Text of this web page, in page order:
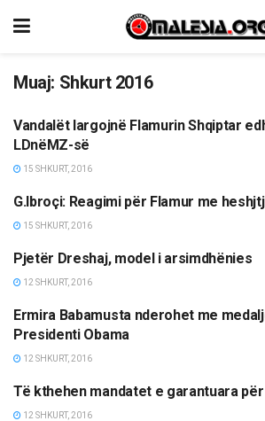
Muaj: Shkurt 2016
LAJME
Vandalët largojnë Flamurin Shqiptar
LDnëMZ-së
15 SHKURT, 2016
OPINIONE/EDITORIALE
G.Ibroçi: Reagimi për Flamur me
15 SHKURT, 2016
OPINIONE/EDITORIALE
Pjetër Dreshaj, model i arsimdhënies
12 SHKURT, 2016
OPINIONE/EDITORIALE
Ermira Babamusta nderohet me
Presidenti Obama
12 SHKURT, 2016
LAJME
Të kthehen mandatet e garantuara
12 SHKURT, 2016